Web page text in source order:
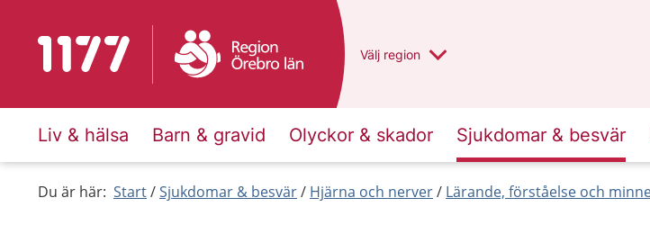
Till startsidan för 1177 Du har valt region
Välj en annan
region
Liv & hälsa Barn & gravid Olyckor & skador Sjukdomar & besvär
Du är här: Start Sjukdomar & besvär Hjärna och nerver Lärande, förståelse och